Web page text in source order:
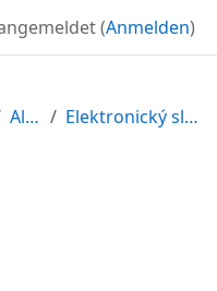
(Anmelden)
Allgemeines Elektronický slovník psychologických pojmů